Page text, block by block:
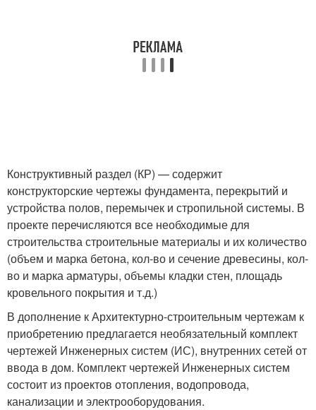
Конструктивный раздел (КР) — содержит
конструкторские чертежы фундамента, перекрытий и
устройства полов, перемычек и стропильной системы. В
проекте перечисляются все необходимые для
строительства строительные материалы и их количество
(объем и марка бетона, кол-во и сечение древесины, кол-
во и марка арматуры, объемы кладки стен, площадь
кровельного покрытия и т.д.)
В дополнение к Архитектурно-строительным чертежам к
приобретению предлагается необязательный комплект
чертежей Инженерных систем (ИС), внутренних сетей от
ввода в дом. Комплект чертежей Инженерных систем
состоит из проектов отопления, водопровода,
канализации и электрооборудования.